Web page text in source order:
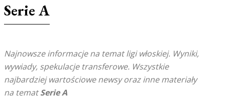
Serie A
Najnowsze informacje na temat ligi włoskiej. Wyniki,
wywiady, spekulacje transferowe. Wszystkie
najbardziej wartościowe newsy oraz inne materiały
na tematSerie A